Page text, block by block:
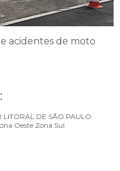
acidentes de moto
LITORAL DE SÃO PAULO
Oeste Zona Sul